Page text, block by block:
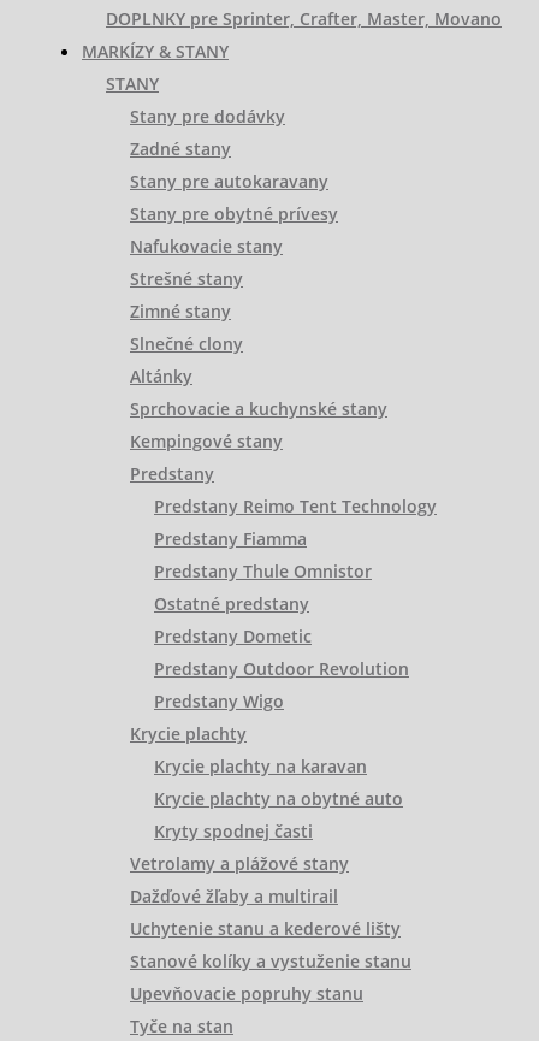
DOPLNKY pre Sprinter, Crafter, Master, Movano
MARKÍZY & STANY
STANY
Stany pre dodávky
Zadné stany
Stany pre autokaravany
Stany pre obytné prívesy
Nafukovacie stany
Strešné stany
Zimné stany
Slnečné clony
Altánky
Sprchovacie a kuchynské stany
Kempingové stany
Predstany
Predstany Reimo Tent Technology
Predstany Fiamma
Predstany Thule Omnistor
Ostatné predstany
Predstany Dometic
Predstany Outdoor Revolution
Predstany Wigo
Krycie plachty
Krycie plachty na karavan
Krycie plachty na obytné auto
Kryty spodnej časti
Vetrolamy a plážové stany
Dažďové žľaby a multirail
Uchytenie stanu a kederové lišty
Stanové kolíky a vystuženie stanu
Upevňovacie popruhy stanu
Tyče na stan